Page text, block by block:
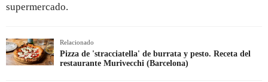
supermercado.
Relacionado
Pizza de 'stracciatella' de burrata y pesto. Receta del
restaurante Murivecchi (Barcelona)